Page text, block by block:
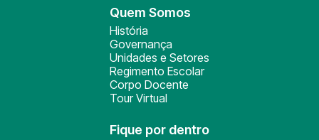
Quem Somos
História
Governança
Unidades e Setores
Regimento Escolar
Corpo Docente
Tour Virtual
Fique por dentro